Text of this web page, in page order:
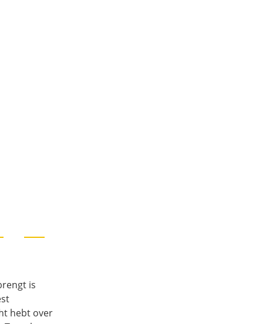
is
hebt over